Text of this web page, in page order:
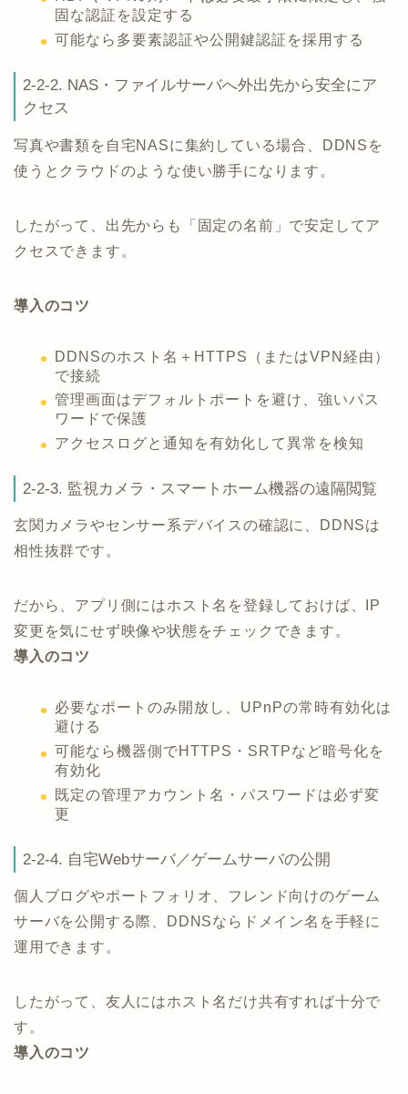
固な認証を設定する
可能なら多要素認証や公開鍵認証を採用する
2-2-2. NAS・ファイルサーバへ外出先から安全にア
クセス
写真や書類を自宅NASに集約している場合、DDNSを
使うとクラウドのような使い勝手になります。
したがって、出先からも「固定の名前」で安定してア
クセスできます。
導入のコツ
DDNSのホスト名＋HTTPS（またはVPN経由）
で接続
管理画面はデフォルトポートを避け、強いパス
ワードで保護
アクセスログと通知を有効化して異常を検知
2-2-3. 監視カメラ・スマートホーム機器の遠隔閲覧
玄関カメラやセンサー系デバイスの確認に、DDNSは
相性抜群です。
だから、アプリ側にはホスト名を登録しておけば、IP
変更を気にせず映像や状態をチェックできます。
導入のコツ
必要なポートのみ開放し、UPnPの常時有効化は
避ける
可能なら機器側でHTTPS・SRTPなど暗号化を
有効化
既定の管理アカウント名・パスワードは必ず変
更
2-2-4. 自宅Webサーバ／ゲームサーバの公開
個人ブログやポートフォリオ、フレンド向けのゲーム
サーバを公開する際、DDNSならドメイン名を手軽に
運用できます。
したがって、友人にはホスト名だけ共有すれば十分で
す。
導入のコツ